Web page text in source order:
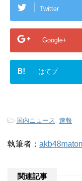
Twitter
Google+
B! はてブ
-国内ニュース 速報
執筆者：
関連記事